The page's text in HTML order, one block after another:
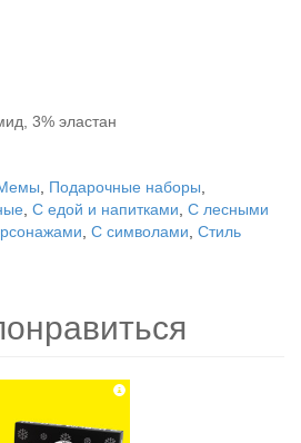
3% эластан
Подарочные наборы
С едой и напитками С лесными
С символами Стиль